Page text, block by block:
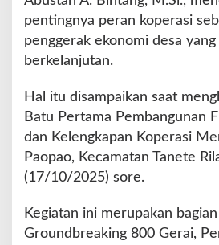
H
a
r
s
d
i
M
t
r
pentingnya peran koperasi
penggerak ekonomi desa
berkelanjutan.
Hal itu disampaikan saat
Batu Pertama Pembangunan
dan Kelengkapan Koperasi
Paopao, Kecamatan Tanete
(17/10/2025) sore.
Kegiatan ini merupakan
Groundbreaking 800 Gerai,